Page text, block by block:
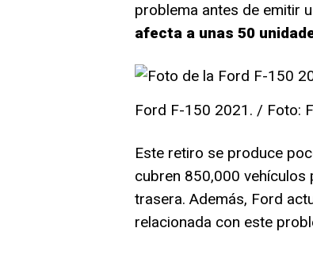
problema antes de emitir
afecta a unas 50
Ford F-150 2021. / Foto:
Este retiro se produce
cubren 850,000 vehículos
trasera. Además, Ford
relacionada con este